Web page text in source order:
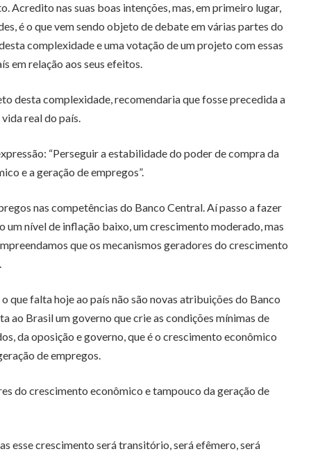
nas suas boas intenções, mas, em primeiro lugar,
é o que vem sendo objeto de debate em várias partes do
complexidade e uma votação de um projeto com essas
em relação aos seus efeitos.
desta complexidade, recomendaria que fosse precedida a
real do país.
“Perseguir a estabilidade do poder de compra da
e a geração de empregos”.
nas competências do Banco Central. Aí passo a fazer
nível de inflação baixo, um crescimento moderado, mas
que os mecanismos geradores do crescimento
que falta hoje ao país não são novas atribuições do Banco
ao Brasil um governo que crie as condições mínimas de
da oposição e governo, que é o crescimento econômico
de empregos.
do crescimento econômico e tampouco da geração de
esse crescimento será transitório, será efêmero, será